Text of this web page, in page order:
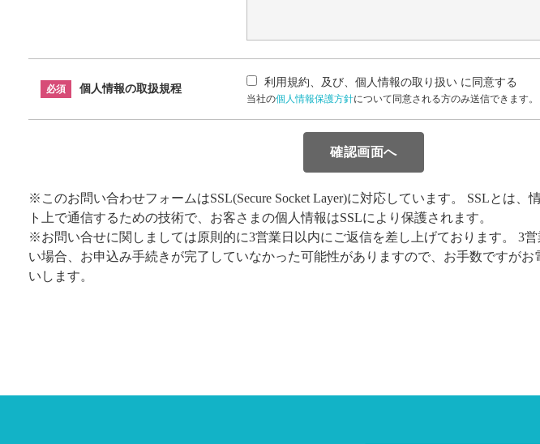
必須 個人情報の取扱規程 利用規約、及び、個人情報の取り扱い に同意する
当社の個人情報保護方針について同意される方のみ送信できます。
※このお問い合わせフォームはSSL(Secure Socket Layer)に対応しています。 SSLとは、
ト上で通信するための技術で、お客さまの個人情報はSSLにより保護されます。
※お問い合せに関しましては原則的に3営業日以内にご返信を差し上げております。 3
い場合、お申込み手続きが完了していなかった可能性がありますので、お手数ですが
いします。